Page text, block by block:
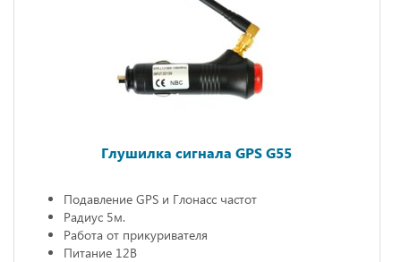
Глушилка сигнала GPS G55
Подавление GPS и Глонасс частот
Радиус 5м.
Работа от прикуривателя
Питание 12В